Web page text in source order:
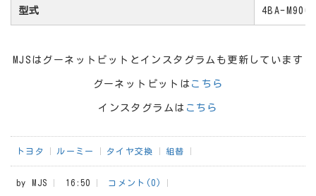
型式 4BA-M900A
MJSはグーネットピットとインスタグラムも更新しています
グーネットピットは こちら
インスタグラムは こちら
トヨタ ルーミー タイヤ交換 組替
by MJS 16:50 コメント(0)